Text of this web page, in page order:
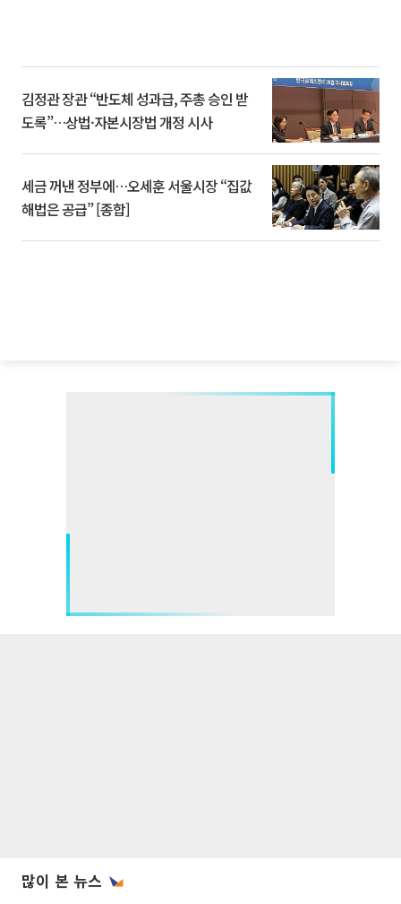
김정관 장관 “반도체 성과급, 주총 승인 받
도록”…상법·자본시장법 개정 시사
세금 꺼낸 정부에…오세훈 서울시장 “집값
해법은 공급” [종합]
많이 본 뉴스